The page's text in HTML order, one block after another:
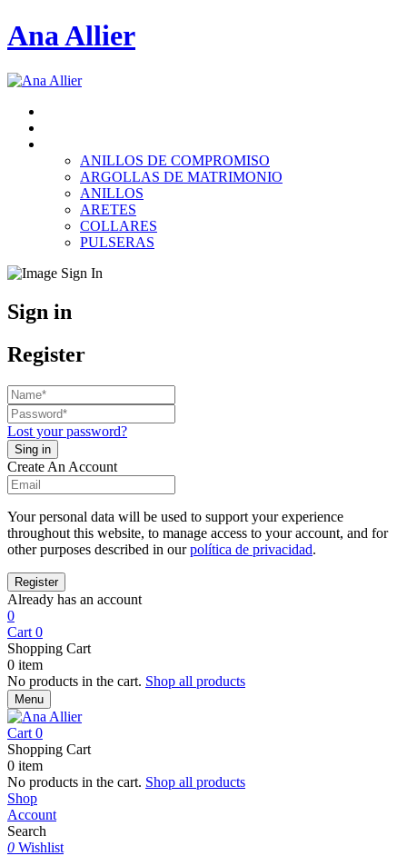
Ana Allier
ANILLOS DE COMPROMISO
ARGOLLAS DE MATRIMONIO
ANILLOS
ARETES
COLLARES
PULSERAS
Sign in
Register
Lost your password?
Create An Account
Your personal data will be used to support your experience
throughout this website, to manage access to your account, and for
other purposes described in ourpolítica de privacidad.
Already has an account
0
Cart 0
Shopping Cart
0 item
No products in the cart. Shop all products
Menu
Cart 0
Shopping Cart
0 item
No products in the cart. Shop all products
Shop
Account
Search
0 Wishlist